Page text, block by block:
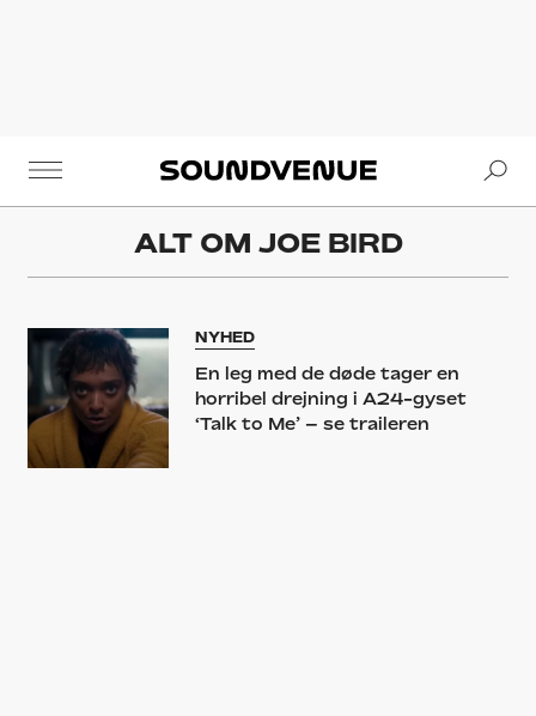
Soundvenue
ALT OM JOE BIRD
NYHED
En leg med de døde tager en
horribel drejning i A24-gyset
‘Talk to Me’ – se traileren